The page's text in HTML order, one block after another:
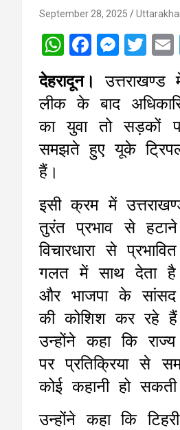
September 28, 2025
W
a
t
s
A
p
F
c
e
b
o
k
M
s
s
e
n
e
r
T
i
t
t
e
देहरादून।
लीक के बाद
का युवा तो सड़कों
समझते हुए यूके
हैं।
इसी क्रम में
तुरंत प्रभाव से
विचारधारा से
गलत में साथ देता है।
और भाजपा के सांसद
की कोशिश कर रहे
उन्होंने कहा कि
पर प्रतिक्रिया से
कोई कहानी हो
उन्होंने कहा कि